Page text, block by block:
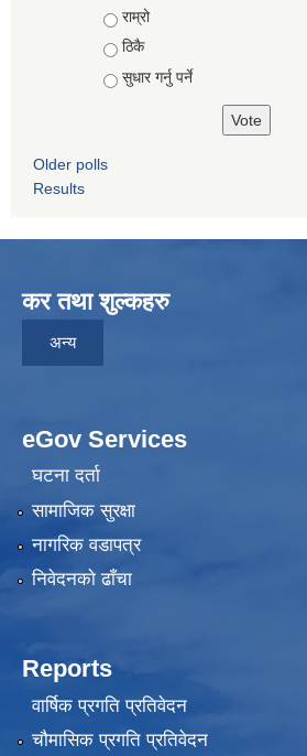
Choices
राम्रो
ठिकै
सुधार गर्नु पर्ने
Older polls
Results
कर तथा शुल्कहरु
अन्य
eGov Services
घटना दर्ता
सामाजिक सुरक्षा
नागरिक वडापत्र
निवेदनकाे ढाँचा
Reports
वार्षिक प्रगति प्रतिवेदन
चौमासिक प्रगति प्रतिवेदन